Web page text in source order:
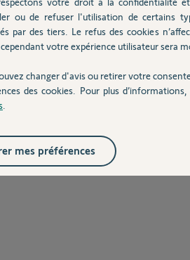
Posez votre
ou de refuser l'utilisation de certains
par des tiers. Le refus des cookies
votre expérience utilisateur sera
changer d'avis ou retirer votre
des cookies. Pour plus
mes préférences